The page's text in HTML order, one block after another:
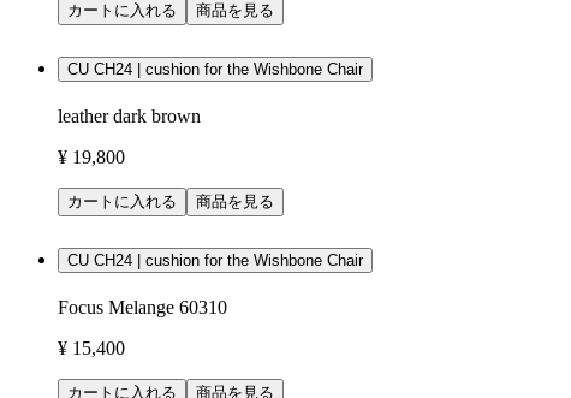
カートに入れる 商品を見る
CU CH24 | cushion for the Wishbone Chair
leather dark brown
¥ 19,800
カートに入れる 商品を見る
CU CH24 | cushion for the Wishbone Chair
Focus Melange 60310
¥ 15,400
カートに入れる 商品を見る